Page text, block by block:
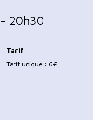
20h30
Tarif
Tarif unique : 6€